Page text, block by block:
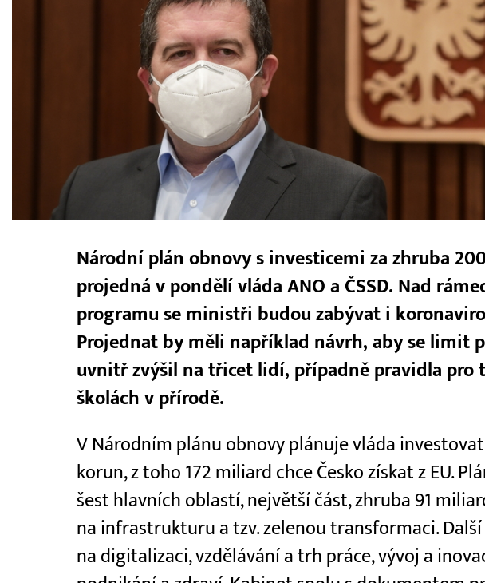
Národní plán obnovy s investicemi za zhruba
projedná v pondělí vláda ANO a ČSSD. Nad
programu se ministři budou zabývat i
Projednat by měli například návrh, aby se limit
uvnitř zvýšil na třicet lidí, případně pravidla pro
školách v přírodě.
V Národním plánu obnovy plánuje vláda
korun, z toho 172 miliard chce Česko získat z EU.
šest hlavních oblastí, největší část, zhruba 91
na infrastrukturu a tzv. zelenou transformaci.
na digitalizaci, vzdělávání a trh práce, vývoj a